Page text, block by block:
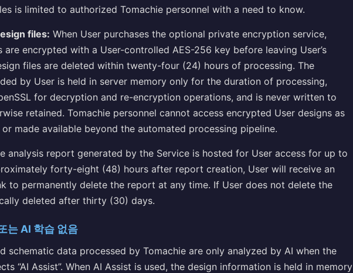
is limited to authorized Tomachie personnel with a need to know.
files: When User purchases the optional private encryption service,
are encrypted with a User-controlled AES-256 key before leaving User’s
files are deleted within twenty-four (24) hours of processing. The
by User is held in server memory only for the duration of processing,
for decryption and re-encryption operations, and is never written to
retained. Tomachie personnel cannot access encrypted User designs as
made available beyond the automated processing pipeline.
analysis report generated by the Service is hosted for User access for up to
forty-eight (48) hours after report creation, User will receive an
to permanently delete the report at any time. If User does not delete the
deleted after thirty (30) days.
는 AI 학습 없음
schematic data processed by Tomachie are only analyzed by AI when the
“AI Assist”. When AI Assist is used, the design information is held in memory